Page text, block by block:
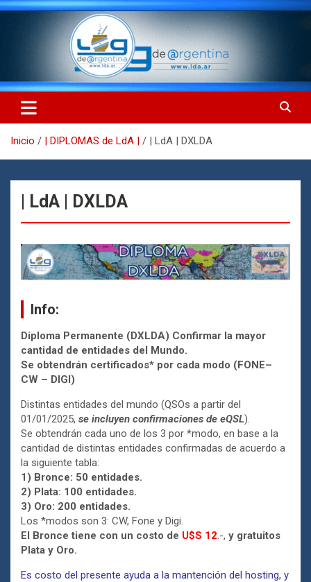
Saltar
LdA (Log de Argentina)
LdA (Log de Argentina)
Inicio | DIPLOMAS de LdA | | LdA | DXLDA
| LdA | DXLDA
Info:
Diploma Permanente (DXLDA) Confirmar la mayor
cantidad de entidades del Mundo.
Se obtendrán certificados* por cada modo (FONE–
CW – DIGI)
Distintas entidades del mundo (QSOs a partir del
01/01/2025, se incluyen confirmaciones de eQSL).
Se obtendrán cada uno de los 3 por *modo, en base a la
cantidad de distintas entidades confirmadas de acuerdo a
la siguiente tabla:
1) Bronce: 50 entidades.
2) Plata: 100 entidades.
3) Oro: 200 entidades.
Los *modos son 3: CW, Fone y Digi.
El Bronce tiene con un costo de U$S 12.-, y gratuitos
Plata y Oro.
Es costo del presente ayuda a la mantención del hosting, y